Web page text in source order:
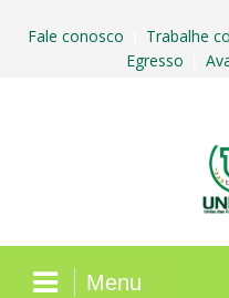
Fale conosco Trabalhe
Egresso
Menu